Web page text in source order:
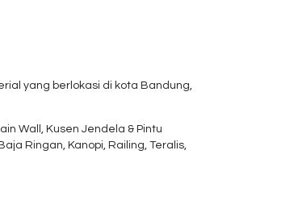
yang berlokasi di kota Bandung,
Wall, Kusen Jendela & Pintu
Ringan, Kanopi, Railing, Teralis,